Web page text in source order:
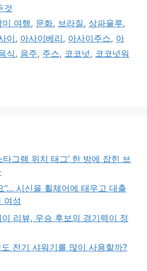
것
미 여행 , 문화, 브라질 , 상파울루,
이 , 아사이베리 , 아사이주스, 아
식 , 음주, 주스, 코코넛 , 코코넛워
타그램 위치 태그’ 한 방에 잡힌 브
”… 시신을 휠체어에 태우고 대출
여성
리뷰, 우승 후보의 경기력이 정
전기 샤워기를 많이 사용할까?